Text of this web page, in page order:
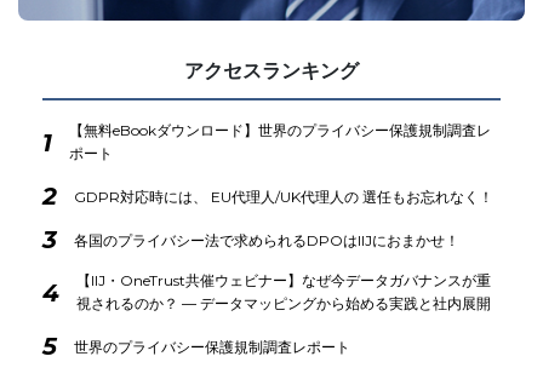
アクセスランキング
1
【無料eBookダウンロード】世界のプライバシー保護規制調査レ
ポート
2 GDPR対応時には、 EU代理人/UK代理人の 選任もお忘れなく！
3 各国のプライバシー法で求められるDPOはIIJにおまかせ！
4
【IIJ・OneTrust共催ウェビナー】なぜ今データガバナンスが重
視されるのか？ ― データマッピングから始める実践と社内展開
5 世界のプライバシー保護規制調査レポート